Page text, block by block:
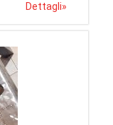
Dettagli»